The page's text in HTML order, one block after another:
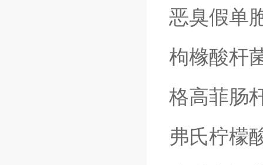
恶臭假单
枸橼酸杆
格高菲肠
弗氏柠檬